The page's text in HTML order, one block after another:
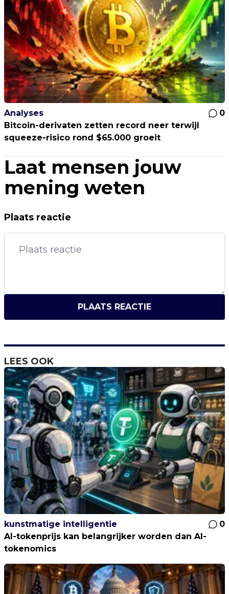
Analyses
0
Bitcoin-derivaten zetten record neer terwijl
squeeze-risico rond $65.000 groeit
Laat mensen jouw
mening weten
Plaats reactie
PLAATS REACTIE
LEES OOK
kunstmatige intelligentie
0
AI-tokenprijs kan belangrijker worden dan AI-
tokenomics